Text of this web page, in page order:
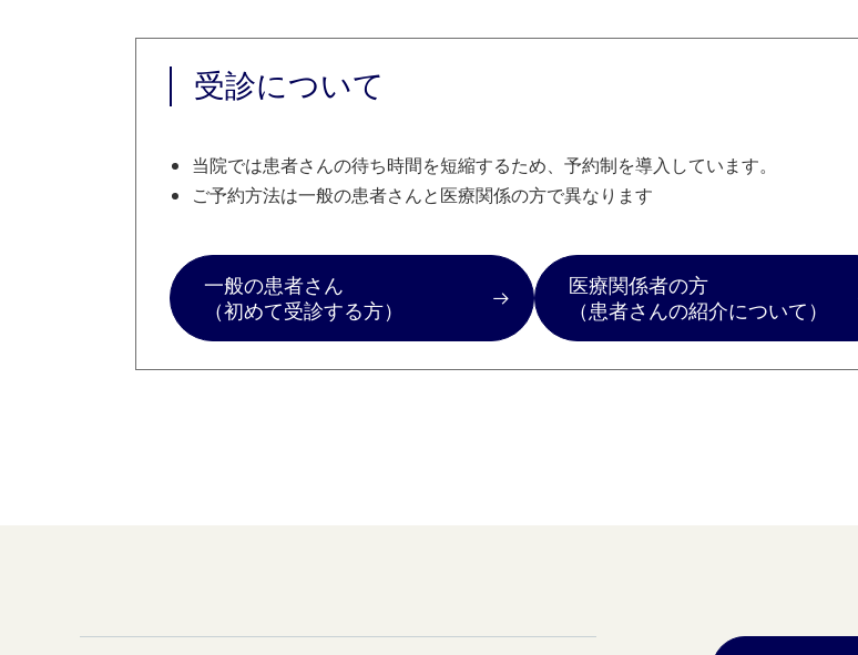
受診について
当院では患者さんの待ち時間を短縮するため、予約制を導入しています。
ご予約方法は一般の患者さんと医療関係の方で異なります
一般の患者さん
（初めて受診する方）
医療関係者の方
（患者さんの紹介について）